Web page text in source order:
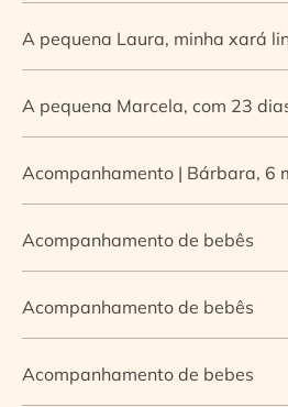
A pequena Laura, minha xará
A pequena Marcela, com 23
Acompanhamento | Bárbara, 6
Acompanhamento de bebês
Acompanhamento de bebês
Acompanhamento de bebes